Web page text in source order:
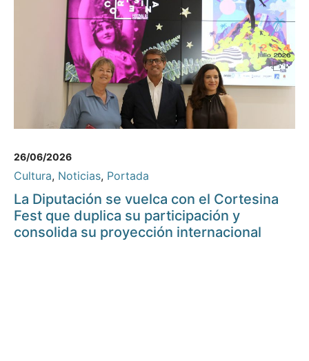
26/06/2026
Cultura, Noticias, Portada
La Diputación se vuelca con el Cortesina
Fest que duplica su participación y
consolida su proyección internacional